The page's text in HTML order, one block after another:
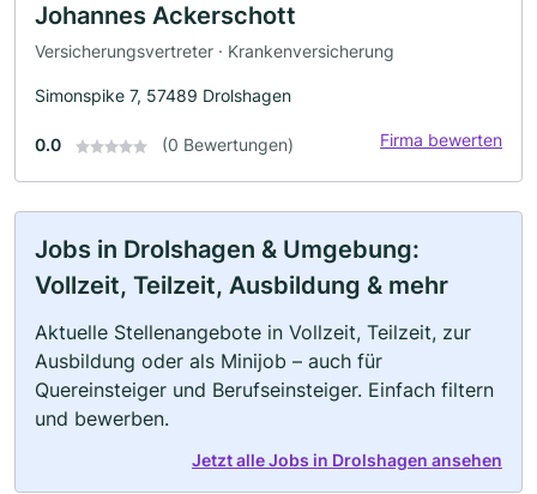
Johannes Ackerschott
Versicherungsvertreter · Krankenversicherung
Simonspike 7, 57489 Drolshagen
0.0 (0 Bewertungen) Firma bewerten
Jobs in Drolshagen & Umgebung:
Vollzeit, Teilzeit, Ausbildung & mehr
Aktuelle Stellenangebote in Vollzeit, Teilzeit, zur
Ausbildung oder als Minijob – auch für
Quereinsteiger und Berufseinsteiger. Einfach filtern
und bewerben.
Jetzt alle Jobs in Drolshagen ansehen